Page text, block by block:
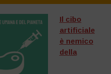
Il cibo
artificiale
è nemico
della